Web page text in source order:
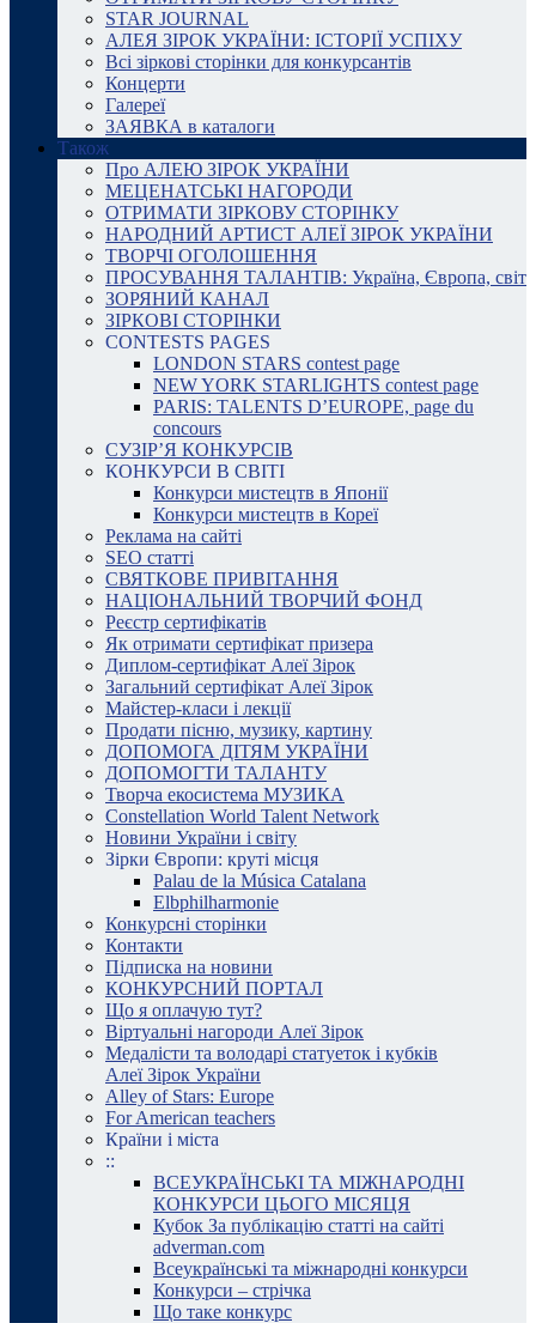
STAR JOURNAL
АЛЕЯ ЗІРОК УКРАЇНИ: ІСТОРІЇ УСПІХУ
Всі зіркові сторінки для конкурсантів
Концерти
Галереї
ЗАЯВКА в каталоги
Також
Про АЛЕЮ ЗІРОК УКРАЇНИ
МЕЦЕНАТСЬКІ НАГОРОДИ
ОТРИМАТИ ЗІРКОВУ СТОРІНКУ
НАРОДНИЙ АРТИСТ АЛЕЇ ЗІРОК УКРАЇНИ
ТВОРЧІ ОГОЛОШЕННЯ
ПРОСУВАННЯ ТАЛАНТІВ: Україна, Європа, світ
ЗОРЯНИЙ КАНАЛ
ЗІРКОВІ СТОРІНКИ
CONTESTS PAGES
LONDON STARS contest page
NEW YORK STARLIGHTS contest page
PARIS: TALENTS D’EUROPE, page du
concours
СУЗІР’Я КОНКУРСІВ
КОНКУРСИ В СВІТІ
Конкурси мистецтв в Японії
Конкурси мистецтв в Кореї
Реклама на сайті
SEO статті
СВЯТКОВЕ ПРИВІТАННЯ
НАЦІОНАЛЬНИЙ ТВОРЧИЙ ФОНД
Реєстр сертифікатів
Як отримати сертифікат призера
Диплом-сертифікат Алеї Зірок
Загальний сертифікат Алеї Зірок
Майстер-класи і лекції
Продати пісню, музику, картину
ДОПОМОГА ДІТЯМ УКРАЇНИ
ДОПОМОГТИ ТАЛАНТУ
Творча екосистема МУЗИКА
Constellation World Talent Network
Новини України і світу
Зірки Європи: круті місця
Palau de la Música Catalana
Elbphilharmonie
Конкурсні сторінки
Контакти
Підписка на новини
КОНКУРСНИЙ ПОРТАЛ
Що я оплачую тут?
Віртуальні нагороди Алеї Зірок
Медалісти та володарі статуеток і кубків
Алеї Зірок України
Alley of Stars: Europe
For American teachers
Країни і міста
::
ВСЕУКРАЇНСЬКІ ТА МІЖНАРОДНІ
КОНКУРСИ ЦЬОГО МІСЯЦЯ
Кубок За публікацію статті на сайті
adverman.com
Всеукраїнські та міжнародні конкурси
Конкурси – стрічка
Що таке конкурс